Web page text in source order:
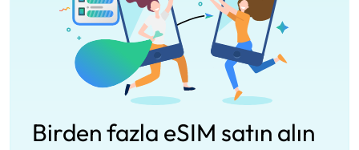
Birden fazla eSIM satın alın